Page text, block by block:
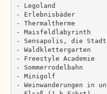
- Legoland
- Erlebnisbäder
- Thermaltherme
- Maisfeldlabyrinth
- Sensapolis, die Stadt
- Waldklettergarten
- Freestyle Academie
- Sommerrodelbahn
- Minigolf
- Weinwanderungen in